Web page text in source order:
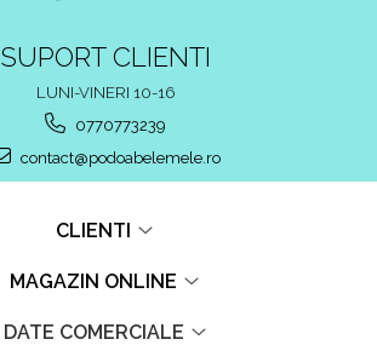
SUPORT CLIENTI
LUNI-VINERI 10-16
0770773239
contact@podoabelemele.ro
CLIENTI
MAGAZIN ONLINE
DATE COMERCIALE